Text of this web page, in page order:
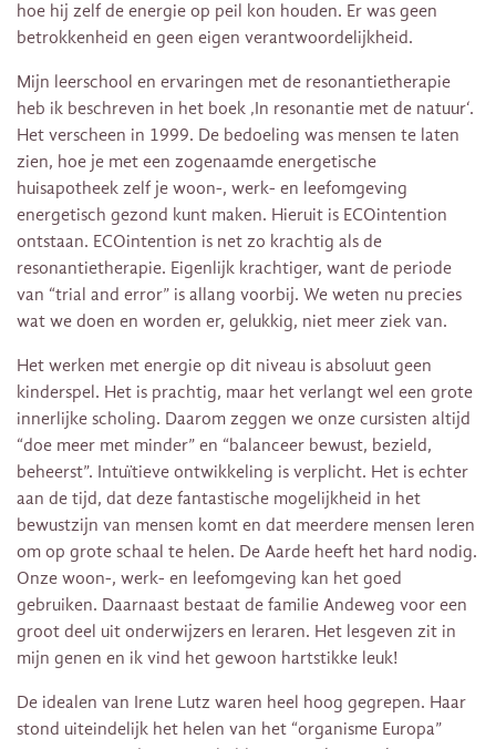
hoe hij zelf de energie op peil kon houden. Er was geen
betrokkenheid en geen eigen verantwoordelijkheid.
Mijn leerschool en ervaringen met de resonantietherapie
heb ik beschreven in het boek ‚In resonantie met de natuur‘.
Het verscheen in 1999. De bedoeling was mensen te laten
zien, hoe je met een zogenaamde energetische
huisapotheek zelf je woon-, werk- en leefomgeving
energetisch gezond kunt maken. Hieruit is ECOintention
ontstaan. ECOintention is net zo krachtig als de
resonantietherapie. Eigenlijk krachtiger, want de periode
van “trial and error” is allang voorbij. We weten nu precies
wat we doen en worden er, gelukkig, niet meer ziek van.
Het werken met energie op dit niveau is absoluut geen
kinderspel. Het is prachtig, maar het verlangt wel een grote
innerlijke scholing. Daarom zeggen we onze cursisten altijd
“doe meer met minder” en “balanceer bewust, bezield,
beheerst”. Intuïtieve ontwikkeling is verplicht. Het is echter
aan de tijd, dat deze fantastische mogelijkheid in het
bewustzijn van mensen komt en dat meerdere mensen leren
om op grote schaal te helen. De Aarde heeft het hard nodig.
Onze woon-, werk- en leefomgeving kan het goed
gebruiken. Daarnaast bestaat de familie Andeweg voor een
groot deel uit onderwijzers en leraren. Het lesgeven zit in
mijn genen en ik vind het gewoon hartstikke leuk!
De idealen van Irene Lutz waren heel hoog gegrepen. Haar
stond uiteindelijk het helen van het “organisme Europa”